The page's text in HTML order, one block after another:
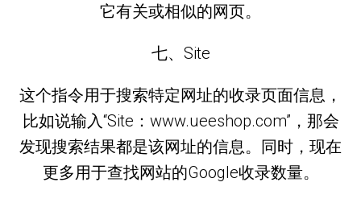
它有关或相似的网页。
七、Site
这个指令用于搜索特定网址的收录页面信息，
比如说输入“Site：www.ueeshop.com”，那会
发现搜索结果都是该网址的信息。同时，现在
更多用于查找网站的Google收录数量。